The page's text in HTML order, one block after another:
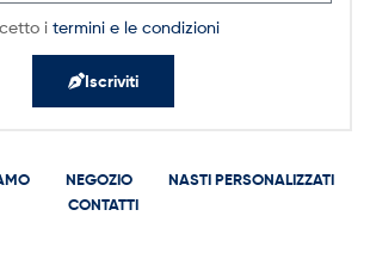
itermini e le condizioni
Iscriviti
NEGOZIO
NASTI PERSONALIZZATI
CONTATTI